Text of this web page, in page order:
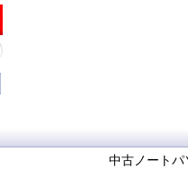
中古ノートパ